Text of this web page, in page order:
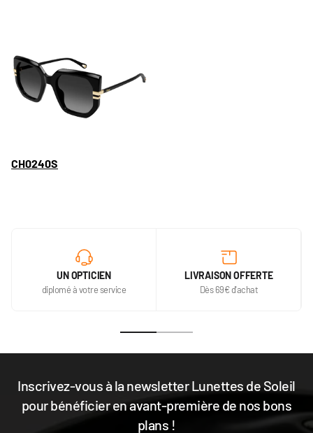
CH0240S
UN OPTICIEN
diplomé à votre service
LIVRAISON OFFERTE
Dès 69€ d'achat
Inscrivez-vous à la newsletter Lunettes de Soleil
pour bénéficier en avant-première de nos bons
plans !